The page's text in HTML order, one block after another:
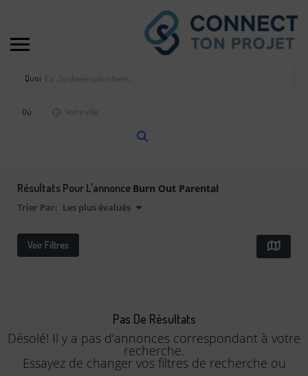
Quoi
Où
Résultats Pour L'annonce Burn Out Parental
Trier Par: Les plus évalués
Voir Filtres
Pas De Résultats
Désolé! Il y a pas d'annonces correspondant à votre
recherche.
Essayez de changer vos filtres de recherche ou